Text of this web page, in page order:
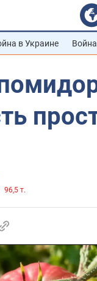
в Украине
96,5 т.